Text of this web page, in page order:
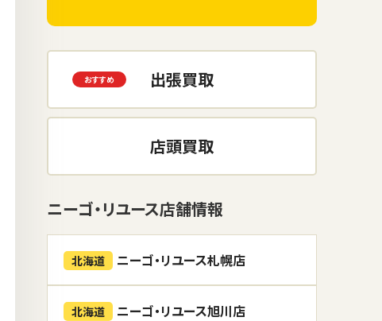
出張買取
店頭買取
ニーゴ・リユース店舗情報
北海道 ニーゴ・リユース札幌店
北海道 ニーゴ・リユース旭川店